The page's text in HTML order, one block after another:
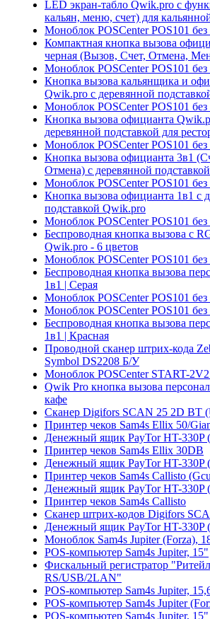
LED экран-табло Qwik.pro с
кальян, меню, счет) для
Моноблок POSCenter POS101
Компактная кнопка вызова
черная (Вызов, Счет, Отмена,
Моноблок POSCenter POS101
Кнопка вызова кальянщика и
Qwik.pro с деревянной
Моноблок POSCenter POS101
Кнопка вызова официанта
деревянной подставкой для
Моноблок POSCenter POS101
Кнопка вызова официанта 3в1
Отмена) с деревянной
Моноблок POSCenter POS101
Кнопка вызова официанта 1в1 с
подставкой Qwik.pro
Моноблок POSCenter POS101
Беспроводная кнопка вызова с
Qwik.pro - 6 цветов
Моноблок POSCenter POS101
Беспроводная кнопка вызова
1в1 | Cерая
Моноблок POSCenter POS101
Моноблок POSCenter POS101
Беспроводная кнопка вызова
1в1 | Красная
Проводной сканер штрих-кода
Symbol DS2208 Б/У
Моноблок POSCenter START-
Qwik Pro кнопка вызова
кафе
Сканер Digifors SCAN 25 2D BT
Принтер чеков Sam4s Ellix 50/
Денежный ящик PayTor HT-330P
Принтер чеков Sam4s Ellix 30DB
Денежный ящик PayTor HT-330P
Принтер чеков Sam4s Callisto
Денежный ящик PayTor HT-330P
Принтер чеков Sam4s Callisto
Сканер штрих-кодов Digifors
Денежный ящик PayTor HT-330P
Моноблок Sam4s Jupiter (Forza),
POS-компьютер Sam4s Jupiter, 15"
Фискальный регистратор
RS/USB/2LAN"
POS-компьютер Sam4s Jupiter,
POS-компьютер Sam4s Jupiter
POS-компьютер Sam4s Jupiter, 15"